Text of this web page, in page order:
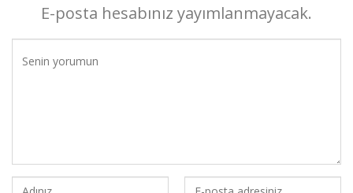
E-posta hesabınız yayımlanmayacak.